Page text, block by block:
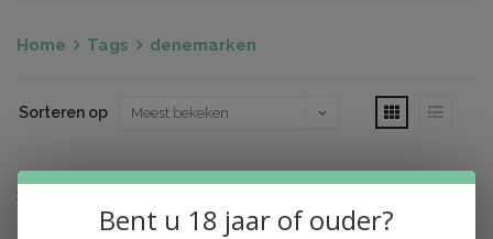
Home Tags denemarken
Sorteren op
Nothing found
Bent u 18 jaar of ouder?